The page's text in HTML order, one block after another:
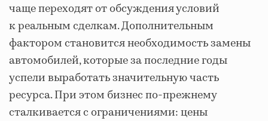
чаще переходят от обсуждения условий
к реальным сделкам. Дополнительным
фактором становится необходимость замены
автомобилей, которые за последние годы
успели выработать значительную часть
ресурса. При этом бизнес по-прежнему
сталкивается с ограничениями: цены